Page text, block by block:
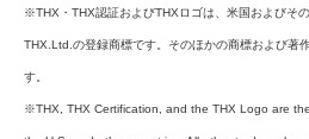
※THX・THX認証およびTHXロゴは、米国およびそ
THX.Ltd.の登録商標です。そのほかの商標および著
す。
※THX, THX Certification, and the THX Logo are